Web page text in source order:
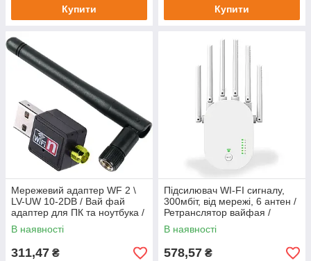
Купити Купити
Мережевий адаптер WF 2 \
LV-UW 10-2DB / Вай фай
адаптер для ПК та ноутбука /
Wifi антенна
В наявності
311,47 ₴
Підсилювач WI-FI сигналу,
300мбіт, від мережі, 6 антен /
Ретранслятор вайфая /
Підсилювач вай фай /
Ретранслятор
В наявності
578,57 ₴